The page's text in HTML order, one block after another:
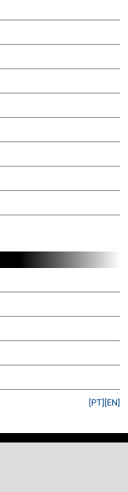
[EN]
[PT]